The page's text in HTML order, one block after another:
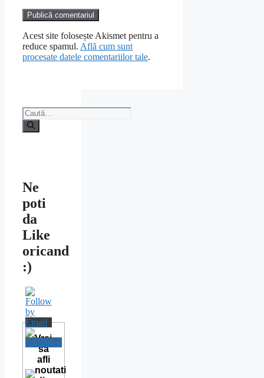
Acest site folosește Akismet pentru a
reduce spamul. Află cum sunt
procesate datele comentariilor tale.
Caută
după:
Ne
poti
da
Like
oricand
:)
Vrei
sa
afli
noutati